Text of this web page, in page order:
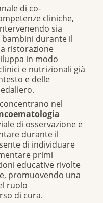
di co-
cliniche,
sia
bambini durante il
ristorazione
in modo
e nutrizionali già
e delle
nel
di osservazione e
durante il
di individuare
primi
educative rivolte
promuovendo una
ruolo
di cura.